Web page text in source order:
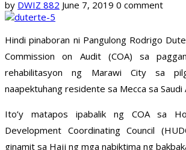
by DWIZ 882 June 7, 2019 0 comment
Hindi pinaboran ni Pangulong Rodrigo
Commission on Audit (COA) sa
rehabilitasyon ng Marawi City sa
naapektuhang residente sa Mecca sa Saudi
Ito’y matapos ipabalik ng COA sa
Development Coordinating Council
ginamit sa Hajj ng mga nabiktima ng